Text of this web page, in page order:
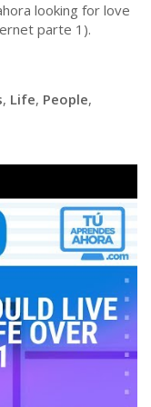
looking for love
parte 1).
, Life, People,